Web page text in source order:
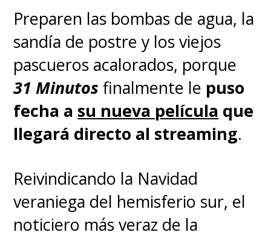
Preparen las bombas de agua, la
sandía de postre y los viejos
pascueros acalorados, porque
31 Minutos finalmente le puso
fecha a su nueva película que
llegará directo al streaming.
Reivindicando la Navidad
veraniega del hemisferio sur, el
noticiero más veraz de la